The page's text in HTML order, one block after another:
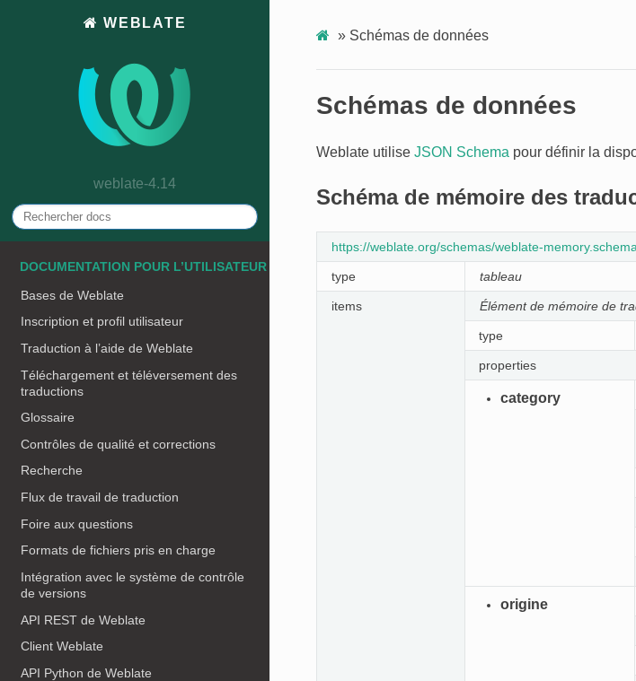
WEBLATE
weblate-4.14
DOCUMENTATION POUR L’UTILISATEUR
Bases de Weblate
Inscription et profil utilisateur
Traduction à l’aide de Weblate
Téléchargement et téléversement des
traductions
Glossaire
Contrôles de qualité et corrections
Recherche
Flux de travail de traduction
Foire aux questions
Formats de fichiers pris en charge
Intégration avec le système de contrôle
de versions
API REST de Weblate
Client Weblate
API Python de Weblate
» Schémas de données
Schémas de données
Weblate utilise JSON Schema pour définir la
Schéma de mémoire des
https://weblate.org/schemas/weblate-
type tableau
items Élément de mémoire de
type
properties
category
origine